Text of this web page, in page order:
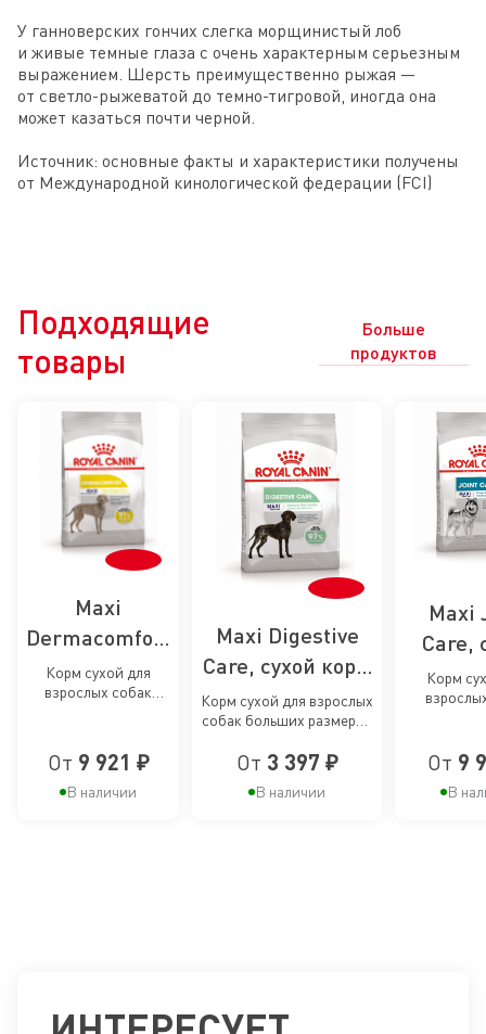
У ганноверских гончих слегка морщинистый лоб
и живые темные глаза с очень характерным серьезным
выражением. Шерсть преимущественно рыжая —
от светло-рыжеватой до темно-тигровой, иногда она
может казаться почти черной.
Источник: основные факты и характеристики получены
от Международной кинологической федерации (FCI)
Подходящие
товары
Больше
продуктов
Maxi
Dermacomfort
Care, сухой
корм для
раздражений
и зуда кожи у
Корм сухой для
взрослых собак
зуде кожи
От 9 921 ₽
В наличии
Maxi Digestive
Care, сухой корм
для собак
крупных пород с
чувствительным
пищеварением
Корм сухой для взрослых
собак больших размеров
пищеварением
От 3 397 ₽
В наличии
Maxi
Care,
Корм
От 9
В